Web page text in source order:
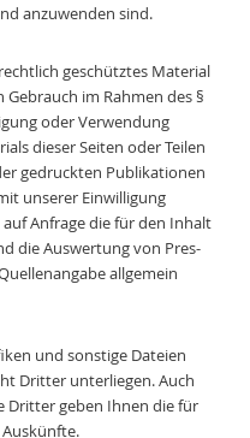
anzuwenden sind.
geschütztes Material
im Rahmen des §
oder Verwendung
dieser Seiten oder Teilen
gedruckten Publikationen
unserer Einwilligung
Anfrage die für den Inhalt
die Auswertung von Pres-
allgemein
und sonstige Dateien
Dritter unterliegen. Auch
Dritter geben Ihnen die für